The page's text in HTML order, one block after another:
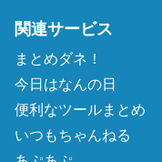
関連サービス
まとめダネ！
今日はなんの日
便利なツールまとめ
いつもちゃんねる